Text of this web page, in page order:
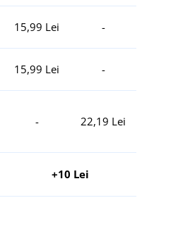
15,99 Lei -
15,99 Lei -
- 22,19 Lei
+10 Lei